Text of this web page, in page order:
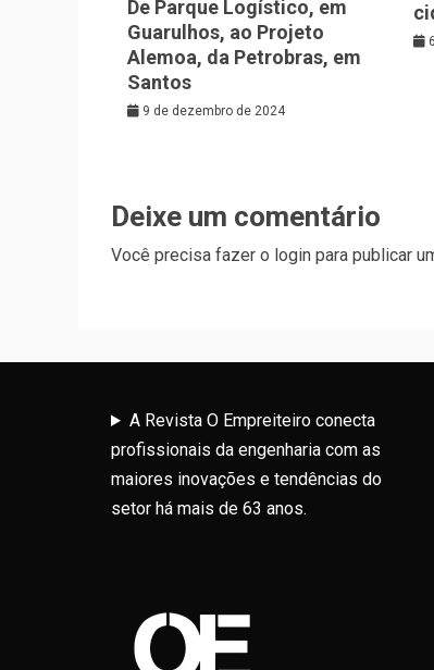
De Parque Logístico, em
Guarulhos, ao Projeto
Alemoa, da Petrobras, em
Santos
9 de dezembro de 2024
Deixe um comentário
Você precisa fazer o login para publicar
A Revista O Empreiteiro conecta
profissionais da engenharia com as
maiores inovações e tendências do
setor há mais de 63 anos.